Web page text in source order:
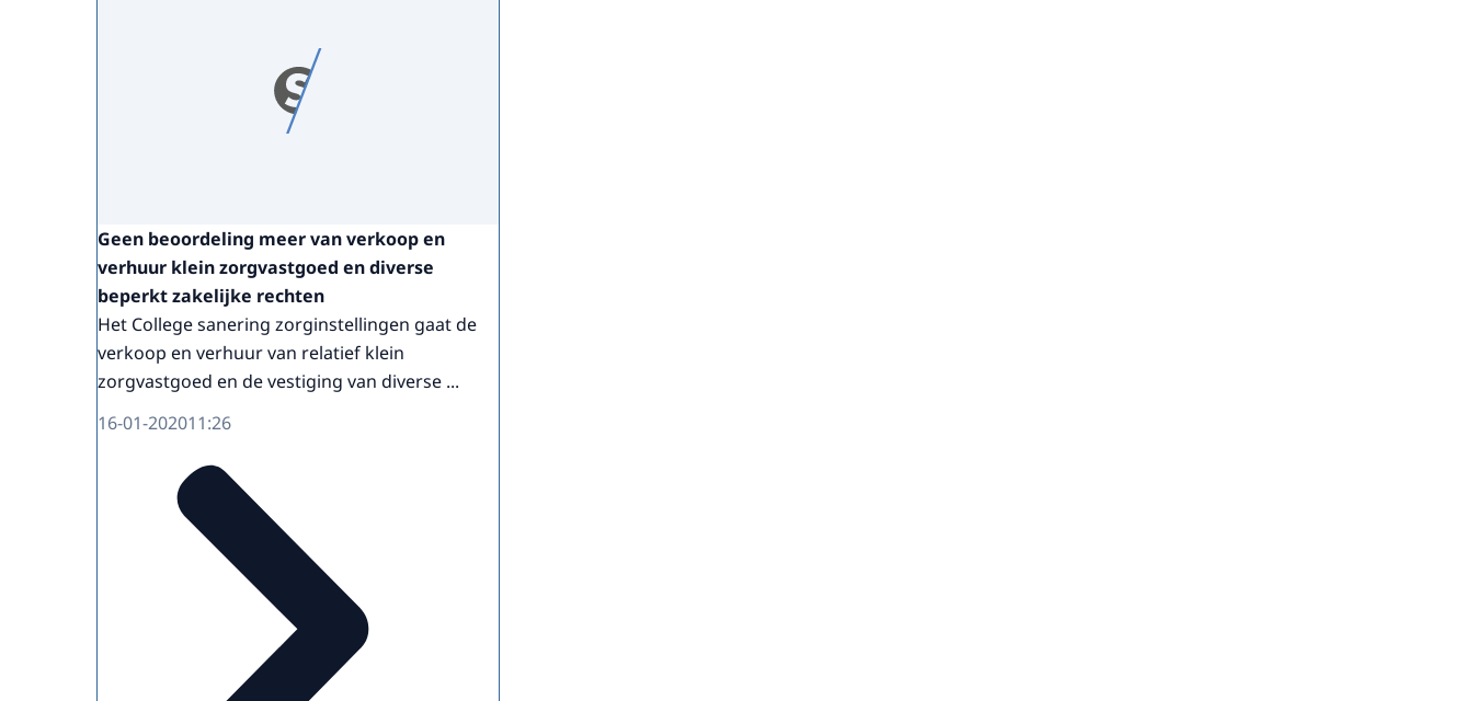
Geen beoordeling meer van verkoop en
verhuur klein zorgvastgoed en diverse
beperkt zakelijke rechten
Het College sanering zorginstellingen gaat de
verkoop en verhuur van relatief klein
zorgvastgoed en de vestiging van diverse ...
16-01-202011:26